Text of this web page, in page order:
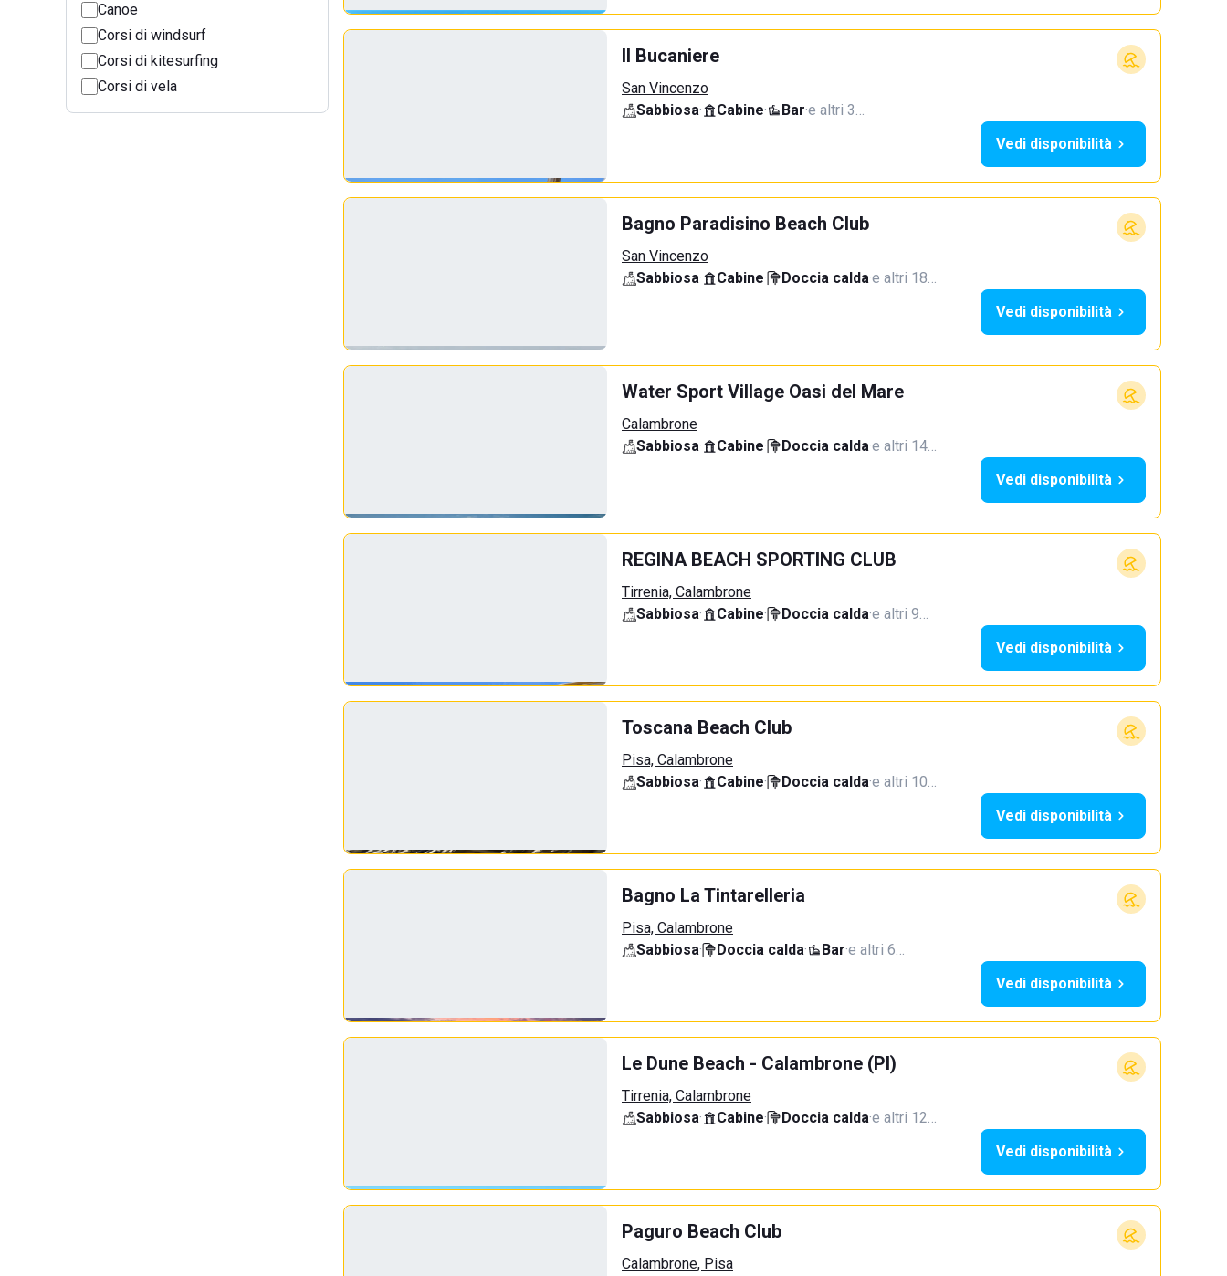
Canoe
Corsi di windsurf
Corsi di kitesurfing
Corsi di vela
Il Bucaniere
San Vincenzo
Sabbiosa· Cabine· Bar·e altri 3…
Vedi disponibilità
Bagno Paradisino Beach Club
San Vincenzo
Sabbiosa· Cabine· Doccia calda·e altri 18…
Vedi disponibilità
Water Sport Village Oasi del Mare
Calambrone
Sabbiosa· Cabine· Doccia calda·e altri 14…
Vedi disponibilità
REGINA BEACH SPORTING CLUB
Tirrenia, Calambrone
Sabbiosa· Cabine· Doccia calda·e altri 9…
Vedi disponibilità
Toscana Beach Club
Pisa, Calambrone
Sabbiosa· Cabine· Doccia calda·e altri 10…
Vedi disponibilità
Bagno La Tintarelleria
Pisa, Calambrone
Sabbiosa· Doccia calda· Bar·e altri 6…
Vedi disponibilità
Le Dune Beach - Calambrone (PI)
Tirrenia, Calambrone
Sabbiosa· Cabine· Doccia calda·e altri 12…
Vedi disponibilità
Paguro Beach Club
Calambrone, Pisa